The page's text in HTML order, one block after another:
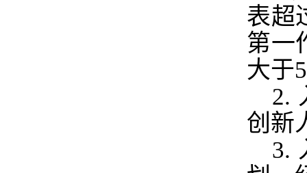
表超
第一
大于
2.
创新
3.